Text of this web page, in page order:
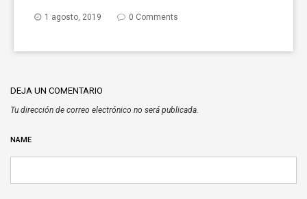
1 agosto, 2019 0 Comments
DEJA UN COMENTARIO
Tu dirección de correo electrónico no será publicada.
NAME